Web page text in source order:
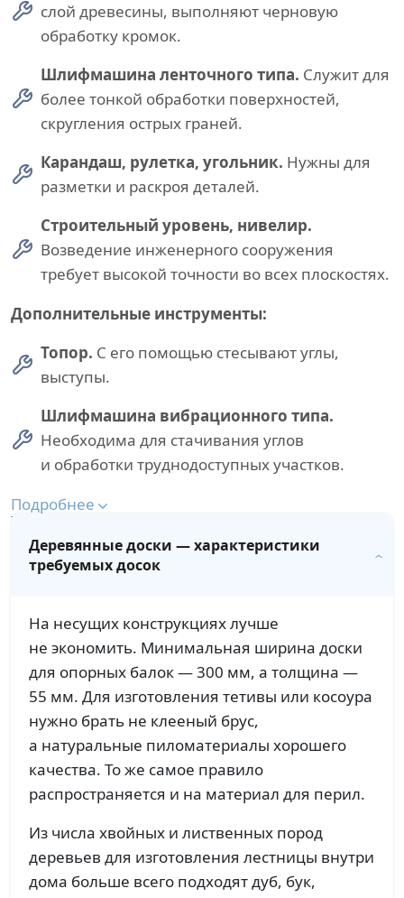
слой древесины, выполняют черновую
обработку кромок.
Шлифмашина ленточного типа. Служит для
более тонкой обработки поверхностей,
скругления острых граней.
Карандаш, рулетка, угольник. Нужны для
разметки и раскроя деталей.
Строительный уровень, нивелир.
Возведение инженерного сооружения
требует высокой точности во всех плоскостях.
Дополнительные инструменты:
Топор. С его помощью стесывают углы,
выступы.
Шлифмашина вибрационного типа.
Необходима для стачивания углов
и обработки труднодоступных участков.
Подробнее
Деревянные доски — характеристики
требуемых досок
На несущих конструкциях лучше
не экономить. Минимальная ширина доски
для опорных балок — 300 мм, а толщина —
55 мм. Для изготовления тетивы или косоура
нужно брать не клееный брус,
а натуральные пиломатериалы хорошего
качества. То же самое правило
распространяется и на материал для перил.
Из числа хвойных и лиственных пород
деревьев для изготовления лестницы внутри
дома больше всего подходят дуб, бук,